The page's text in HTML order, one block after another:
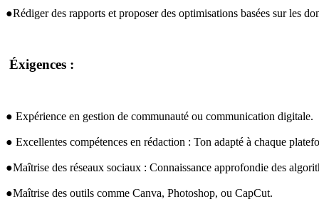
●Rédiger des rapports et proposer des optimisations basées sur les
Éxigences :
● Expérience en gestion de communauté ou communication digitale.
● Excellentes compétences en rédaction : Ton adapté à chaque
●Maîtrise des réseaux sociaux : Connaissance approfondie des
●Maîtrise des outils comme Canva, Photoshop, ou CapCut.